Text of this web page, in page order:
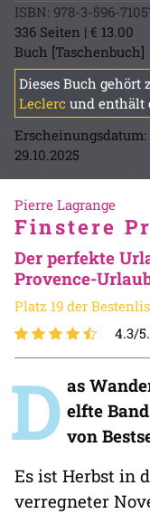
ISBN: 978-3-596-
336 Seiten | € 13.00
Buch [Taschenbuch]
Dieses Buch gehört
Leclerc und enthält
Erscheinungsdatum:
29.10.2025
Pierre Lagrange
Finstere
Der perfekte
Provence-
Platz 19 der
4.3/
D as
elfte
von
Es ist Herbst in
verregneter